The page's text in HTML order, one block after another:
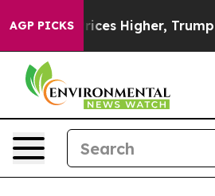
AGP PICKSTrump Gave Politically